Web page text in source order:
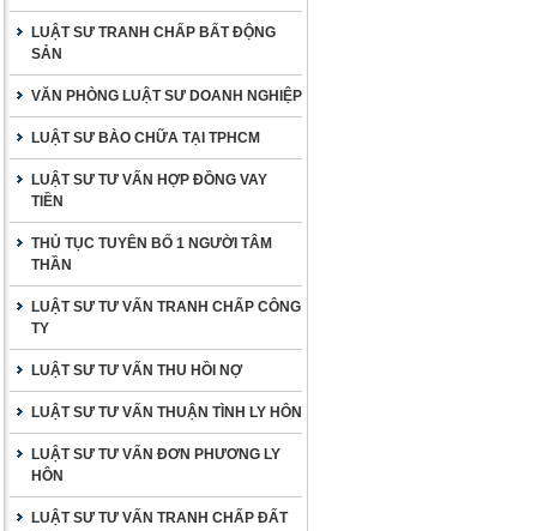
LUẬT SƯ TRANH CHẤP BẤT ĐỘNG
SẢN
VĂN PHÒNG LUẬT SƯ DOANH NGHIỆP
LUẬT SƯ BÀO CHỮA TẠI TPHCM
LUẬT SƯ TƯ VẤN HỢP ĐỒNG VAY
TIỀN
THỦ TỤC TUYÊN BỐ 1 NGƯỜI TÂM
THẦN
LUẬT SƯ TƯ VẤN TRANH CHẤP CÔNG
TY
LUẬT SƯ TƯ VẤN THU HỒI NỢ
LUẬT SƯ TƯ VẤN THUẬN TÌNH LY HÔN
LUẬT SƯ TƯ VẤN ĐƠN PHƯƠNG LY
HÔN
LUẬT SƯ TƯ VẤN TRANH CHẤP ĐẤT